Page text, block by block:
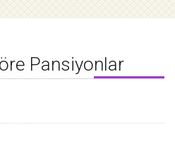
Pansiyonlar